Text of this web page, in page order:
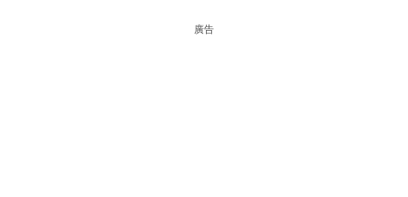
廣告